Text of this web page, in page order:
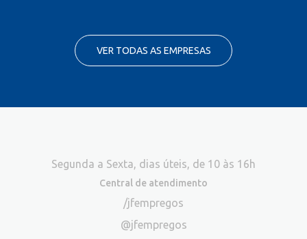
VER TODAS AS EMPRESAS
Segunda a Sexta, dias úteis, de 10 às 16h
Central de atendimento
/jfempregos
@jfempregos